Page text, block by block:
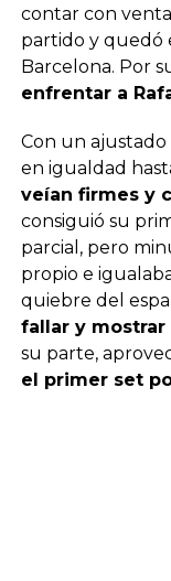
contar con
partido y quedó
Barcelona. Por
enfrentar a
Con un
en igualdad
veían firmes y
consiguió su
parcial, pero
propio e
quiebre del
fallar y
su parte,
el primer set